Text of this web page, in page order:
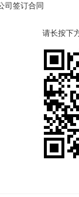
司签订合同
请长按下